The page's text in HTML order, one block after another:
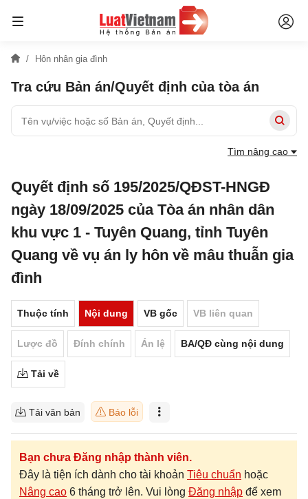
Hôn nhân gia đình
Tra cứu Bản án/Quyết định của tòa án
Tìm nâng cao
Quyết định số 195/2025/QĐST-HNGĐ
ngày 18/09/2025 của Tòa án nhân dân
khu vực 1 - Tuyên Quang, tỉnh Tuyên
Quang về vụ án ly hôn về mâu thuẫn gia
đình
Thuộc tính Nội dung VB gốc VB liên quan
Lược đồ Đính chính Án lệ BA/QĐ cùng nội dung
Tải về
Tải văn bản Báo lỗi
Bạn chưa Đăng nhập thành viên.
Đây là tiện ích dành cho tài khoản Tiêu chuẩn hoặc
Nâng cao 6 tháng trở lên. Vui lòng Đăng nhập để xem